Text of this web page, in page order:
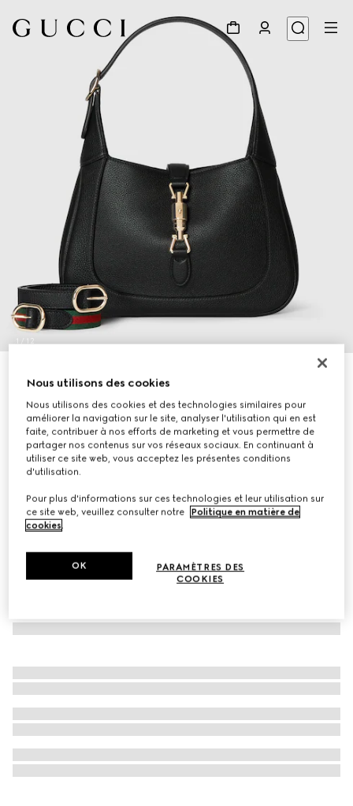
1 / 12
Sac Gucci Jackie 1961 moyen format
€ 3.200
Déclinaisonscuir noir
Nous utilisons des cookies
Nous utilisons des cookies et des technologies similaires pour
améliorer la navigation sur le site, analyser l'utilisation qui en est
faite, contribuer à nos efforts de marketing et vous permettre de
partager nos contenus sur vos réseaux sociaux. En continuant à
utiliser ce site web, vous acceptez les présentes conditions
d'utilisation.
Pour plus d'informations sur ces technologies et leur utilisation sur
ce site web, veuillez consulter notre
Politique en matière de
cookies.
PARAMÈTRES DES
COOKIES
OK